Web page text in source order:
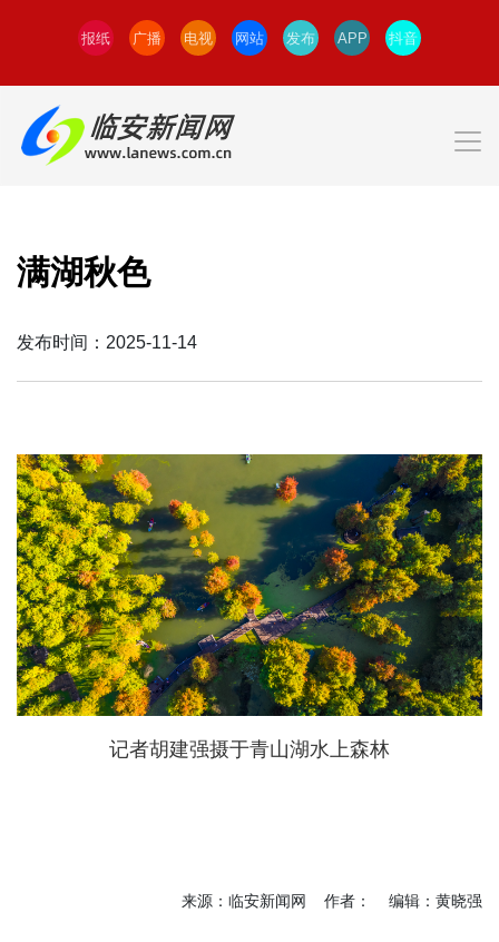
报纸 广播 电视 网站 发布 APP 抖音
满湖秋色
发布时间：2025-11-14
记者胡建强摄于青山湖水上森林
来源：临安新闻网 作者： 编辑：黄晓强